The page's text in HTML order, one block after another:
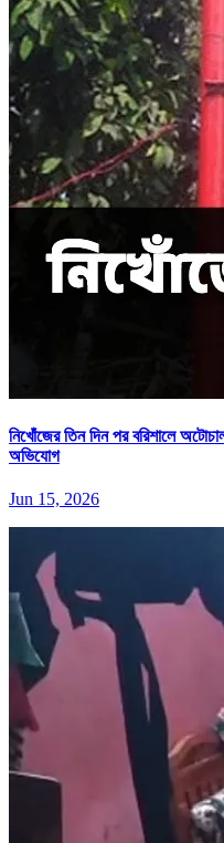
নিখোঁজের তিন দিন পর বরিশালে
অভিযোগ
Jun 15, 2026